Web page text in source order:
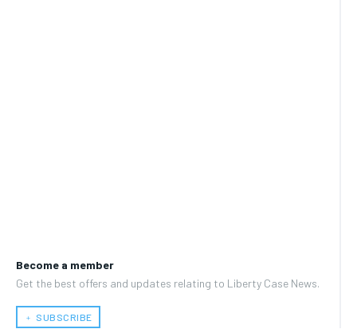
Become a member
Get the best offers and updates relating to Liberty Case News.
﹢ SUBSCRIBE